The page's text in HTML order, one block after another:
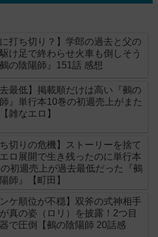
に打ち切り？】学郎の過去と父の
け足で終わらせ火車も倒しそう
の陰陽師』151話 感想
去最低】掲載順だけは高い『鵺の
』単行本10巻の初週売上がまた
雑なエロ】
ち切りの危機】ストーリーを捨て
ロ展開で生き残ったのに単行本
初週売上が過去最低だった『鵺
師』【町田】
ンケ順位が不穏】双斧の式神相手
真の姿（ロリ）を披露！2つ目
で圧倒【鵺の陰陽師 20話感